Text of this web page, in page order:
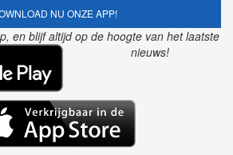
NU ONZE APP!
en blijf altijd op de hoogte van het laatste
nieuws!